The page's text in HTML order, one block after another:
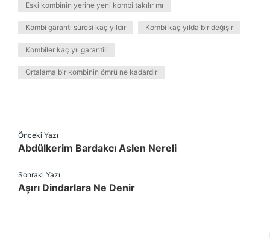
Eski kombinin yerine yeni kombi takılır mı
Kombi garanti süresi kaç yıldır Kombi kaç yılda bir değişir
Kombiler kaç yıl garantili
Ortalama bir kombinin ömrü ne kadardır
Önceki Yazı
Abdülkerim Bardakcı Aslen Nereli
Sonraki Yazı
Aşırı Dindarlara Ne Denir